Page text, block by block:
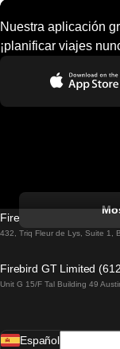
Nuestra aplicación
¡planificar viajes
Firebird GT Limited
432, Triq Fleur de Lys, Suite 1,
Firebird GT Limited
Unit G 15/F Tal Building 49
Español